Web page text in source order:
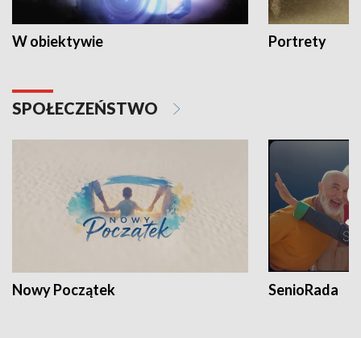
W obiektywie Portrety
SPOŁECZEŃSTWO
Nowy Początek SenioRada